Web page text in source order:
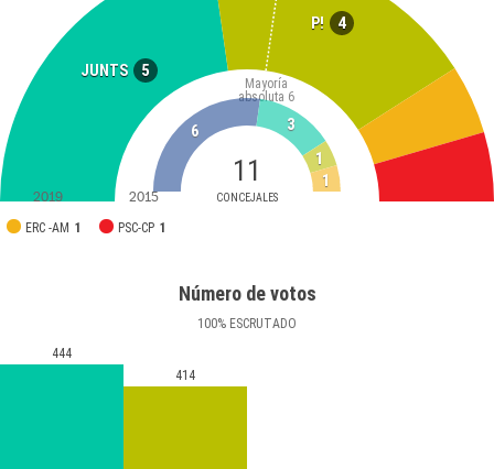
JUNTS 5
P! 4
11
CONCEJALES
Mayoría
absoluta 6
ERC -AM 1 PSC-CP 1
6
3
1
1
2019 2015
Número de votos
100% ESCRUTADO
444
414